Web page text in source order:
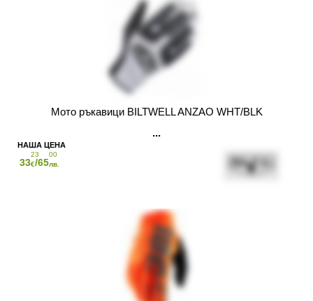
Мото ръкавици BILTWELL ANZAO WHT/BLK
33
23
€/65
00
лв.